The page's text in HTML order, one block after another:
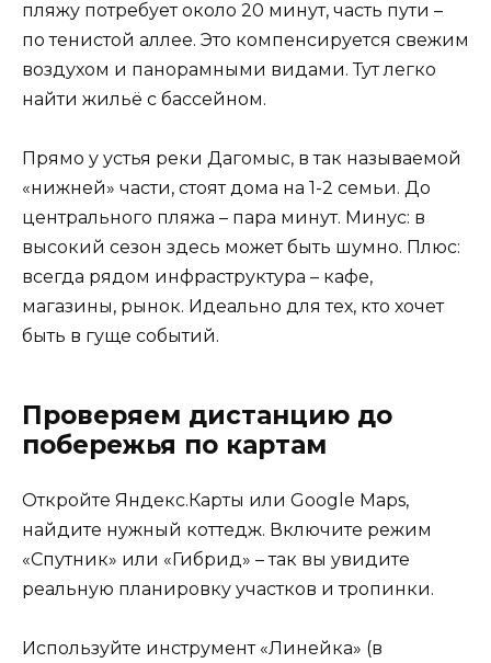
пляжу потребует около 20 минут, часть пути –
по тенистой аллее. Это компенсируется свежим
воздухом и панорамными видами. Тут легко
найти жильё с бассейном.
Прямо у устья реки Дагомыс, в так называемой
«нижней» части, стоят дома на 1-2 семьи. До
центрального пляжа – пара минут. Минус: в
высокий сезон здесь может быть шумно. Плюс:
всегда рядом инфраструктура – кафе,
магазины, рынок. Идеально для тех, кто хочет
быть в гуще событий.
Проверяем дистанцию до
побережья по картам
Откройте Яндекс.Карты или Google Maps,
найдите нужный коттедж. Включите режим
«Спутник» или «Гибрид» – так вы увидите
реальную планировку участков и тропинки.
Используйте инструмент «Линейка» (в